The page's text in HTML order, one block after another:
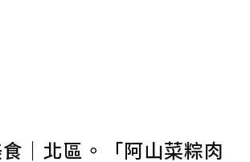
｜北區。「阿山菜粽肉